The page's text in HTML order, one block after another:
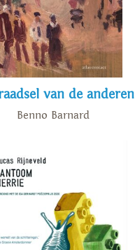
van de anderen
Benno Barnard